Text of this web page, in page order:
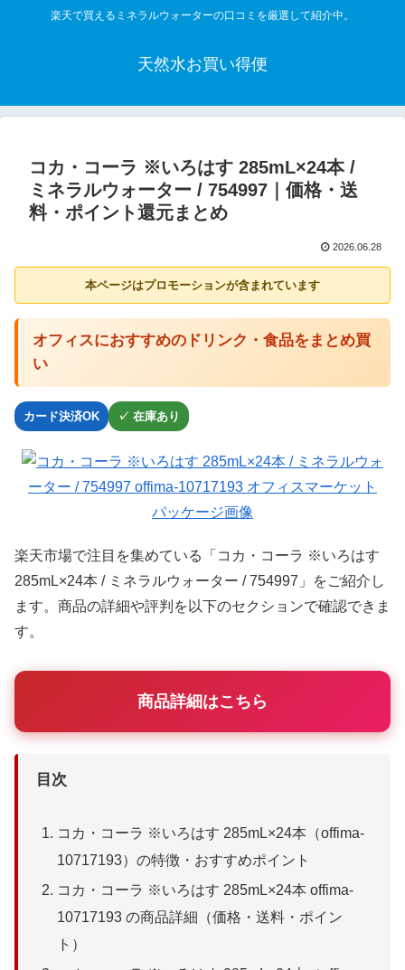
楽天で買えるミネラルウォーターの口コミを厳選して紹介中。
天然水お買い得便
コカ・コーラ ※いろはす 285mL×24本 /
ミネラルウォーター / 754997｜価格・送
料・ポイント還元まとめ
2026.06.28
本ページはプロモーションが含まれています
オフィスにおすすめのドリンク・食品をまとめ買
い
カード決済OK ✓ 在庫あり
楽天市場で注目を集めている「コカ・コーラ ※いろはす
285mL×24本 / ミネラルウォーター / 754997」をご紹介し
ます。商品の詳細や評判を以下のセクションで確認できま
す。
商品詳細はこちら
目次
コカ・コーラ ※いろはす 285mL×24本（offima-
10717193）の特徴・おすすめポイント
コカ・コーラ ※いろはす 285mL×24本 offima-
10717193 の商品詳細（価格・送料・ポイン
ト）